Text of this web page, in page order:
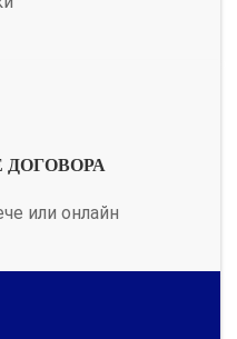
или онлайн